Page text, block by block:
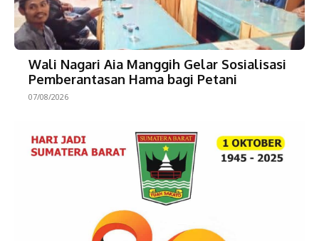
Wali Nagari Aia Manggih Gelar Sosialisasi
Pemberantasan Hama bagi Petani
07/08/2026